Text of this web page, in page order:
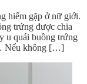
hiếm gặp ở nữ giới.
trứng được chia
u quái buồng trứng
Nếu không […]